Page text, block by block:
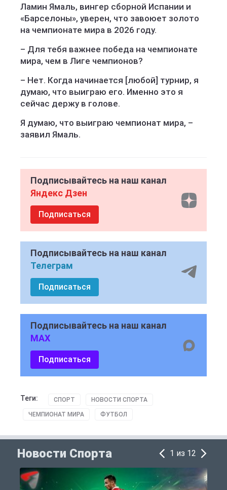
Ламин Ямаль, вингер сборной Испании и
«Барселоны», уверен, что завоюет золото
на чемпионате мира в 2026 году.
– Для тебя важнее победа на чемпионате
мира, чем в Лиге чемпионов?
– Нет. Когда начинается [любой] турнир, я
думаю, что выиграю его. Именно это я
сейчас держу в голове.
Я думаю, что выиграю чемпионат мира, –
заявил Ямаль.
Подписывайтесь на наш канал
Яндекс Дзен
Подписаться
Подписывайтесь на наш канал
Телеграм
Подписаться
Подписывайтесь на наш канал
MAX
Подписаться
Теги: СПОРТ НОВОСТИ СПОРТА
ЧЕМПИОНАТ МИРА ФУТБОЛ
Новости Спорта 1 из 12